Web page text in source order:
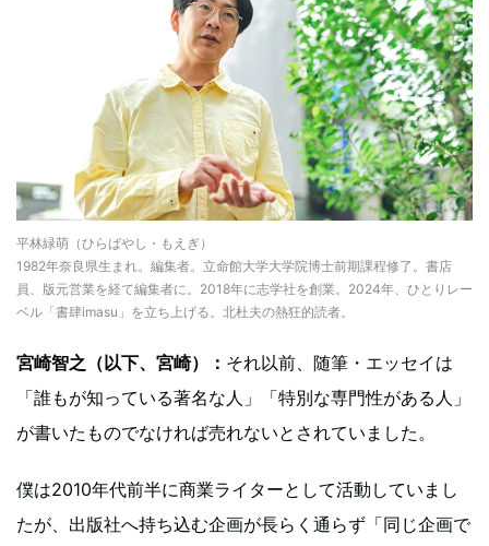
平林緑萌（ひらばやし・もえぎ）
1982年奈良県生まれ。編集者。立命館大学大学院博士前期課程修了。書店
員、版元営業を経て編集者に。2018年に志学社を創業。2024年、ひとりレー
ベル「書肆imasu」を立ち上げる。北杜夫の熱狂的読者。
宮崎智之（以下、宮崎）： それ以前、随筆・エッセイは
「誰もが知っている著名な人」「特別な専門性がある人」
が書いたものでなければ売れないとされていました。
僕は2010年代前半に商業ライターとして活動していまし
たが、出版社へ持ち込む企画が長らく通らず「同じ企画で